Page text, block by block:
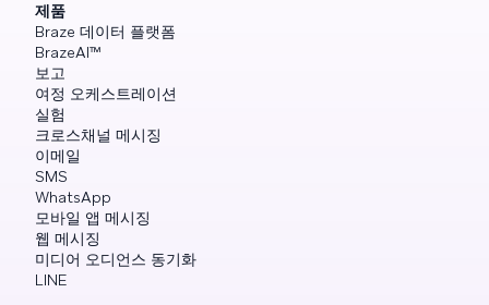
제품
Braze 데이터 플랫폼
BrazeAI™
보고
여정 오케스트레이션
실험
크로스채널 메시징
이메일
SMS
WhatsApp
모바일 앱 메시징
웹 메시징
미디어 오디언스 동기화
LINE